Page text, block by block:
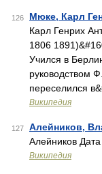
126 Мюке, Карл
Карл Генрих
1806
Учился в
руководством
переселился
Википедия
127 Алейников,
Алейников
Википедия